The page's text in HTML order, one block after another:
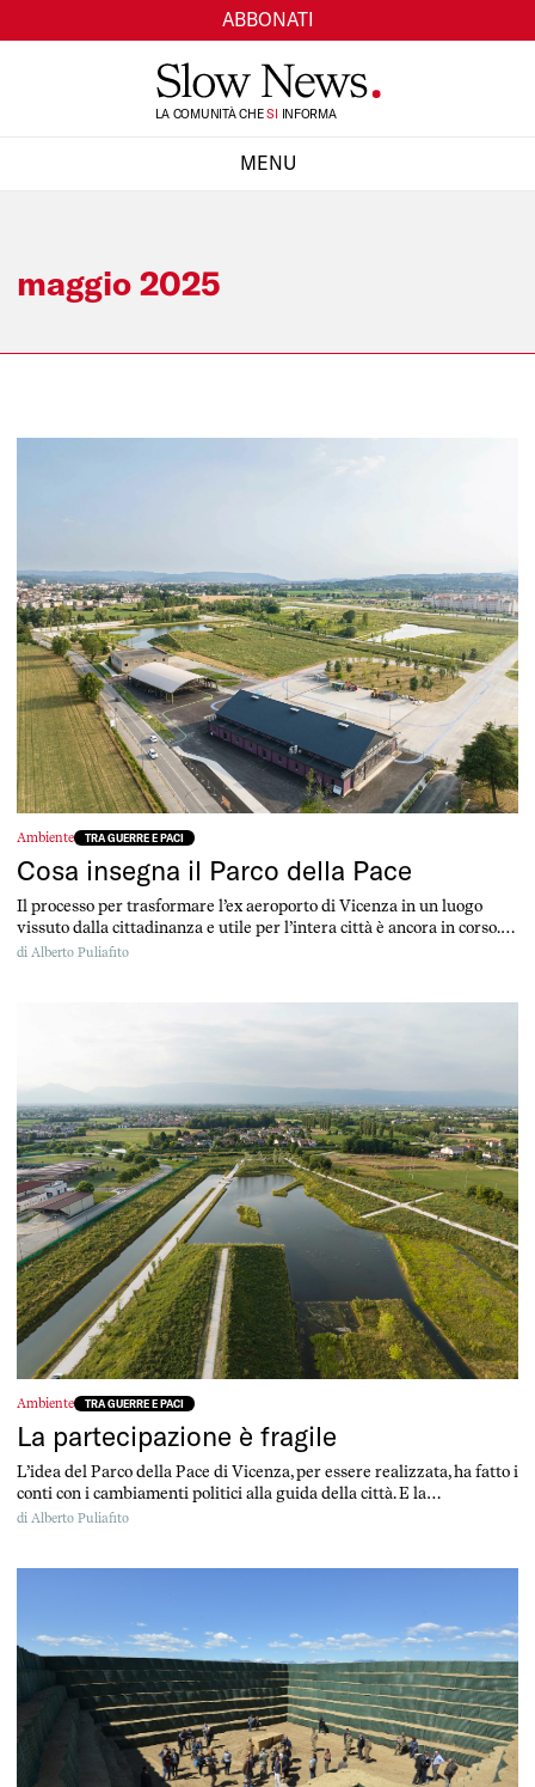
ABBONATI
LA COMUNITÀ CHE
TI
SI INFORMA
MENU
maggio 2025
Ambiente TRA GUERRE E PACI
Cosa insegna il Parco della Pace
Il processo per trasformare l’ex aeroporto di Vicenza in un luogo
vissuto dalla cittadinanza e utile per l’intera città è ancora in corso.
Ma avanza. Ed è un esempio interessante per tanti spazi simili in
di Alberto Puliafito
Ambiente TRA GUERRE E PACI
La partecipazione è fragile
L’idea del Parco della Pace di Vicenza, per essere realizzata, ha fatto i
conti con i cambiamenti politici alla guida della città. E la
partecipazione di cittadini e cittadine ne ha risentito
di Alberto Puliafito